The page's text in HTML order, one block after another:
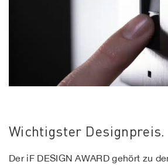
Wichtigster Designpreis.
Der iF DESIGN AWARD gehört zu